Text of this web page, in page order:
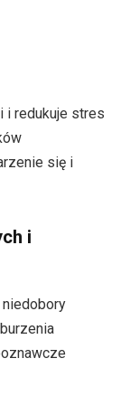
i redukuje stres
się i
i